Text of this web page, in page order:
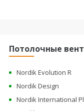
Потолочные
Nordik Evolution R
Nordik Design
Nordik International